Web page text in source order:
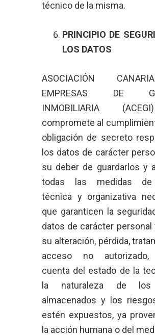
técnico de la misma.
PRINCIPIO DE
LOS DATOS
ASOCIACIÓN
EMPRESAS DE
INMOBILIARIA
compromete al
obligación de secreto
los datos de carácter
su deber de guardarlos y
todas las medidas de
técnica y organizativa
que garanticen la
datos de carácter personal
su alteración, pérdida,
acceso no autorizado,
cuenta del estado de la
la naturaleza de los
almacenados y los
estén expuestos, ya
la acción humana o del